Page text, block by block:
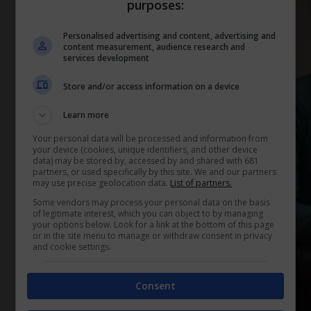
purposes:
Personalised advertising and content, advertising and
content measurement, audience research and
services development
Store and/or access information on a device
Learn more
Your personal data will be processed and information from
your device (cookies, unique identifiers, and other device
data) may be stored by, accessed by and shared with 681
partners, or used specifically by this site. We and our partners
may use precise geolocation data. List of partners.
Some vendors may process your personal data on the basis
of legitimate interest, which you can object to by managing
your options below. Look for a link at the bottom of this page
or in the site menu to manage or withdraw consent in privacy
and cookie settings.
Consent